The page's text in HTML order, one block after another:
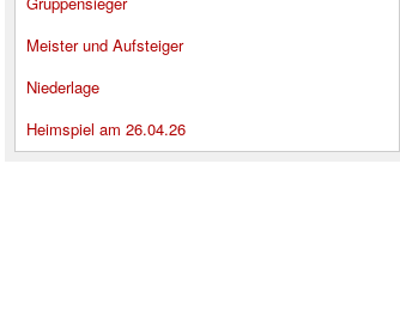
Meister und Aufsteiger
Niederlage
Heimspiel am 26.04.26